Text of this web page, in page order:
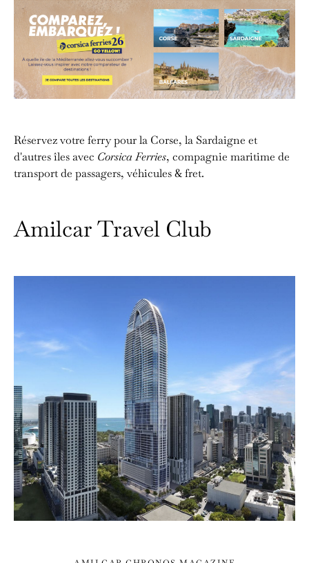
Réservez votre ferry pour la Corse, la Sardaigne et
d'autres îles avec Corsica Ferries, compagnie maritime de
transport de passagers, véhicules & fret.
Amilcar Travel Club